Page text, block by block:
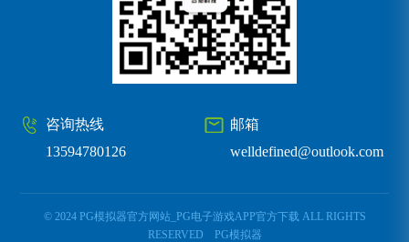
邮箱
welldefined@outlook.com
咨询热线
13594780126
© 2024 PG模拟器官方网站_PG电子游戏APP官方下载 ALL RIGHTS
RESERVED
PG模拟器